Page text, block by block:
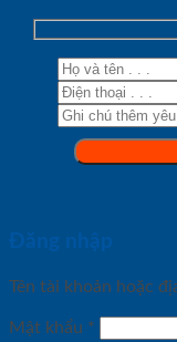
Đăng nhập
Tên tài khoản hoặc
Mật khẩu *